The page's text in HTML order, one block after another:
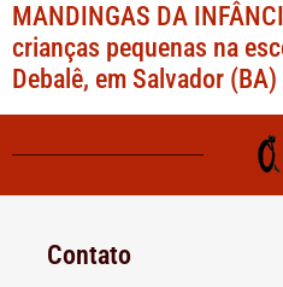
MANDINGAS DA
crianças pequenas na
Debalê, em Salvador (BA)
Contato